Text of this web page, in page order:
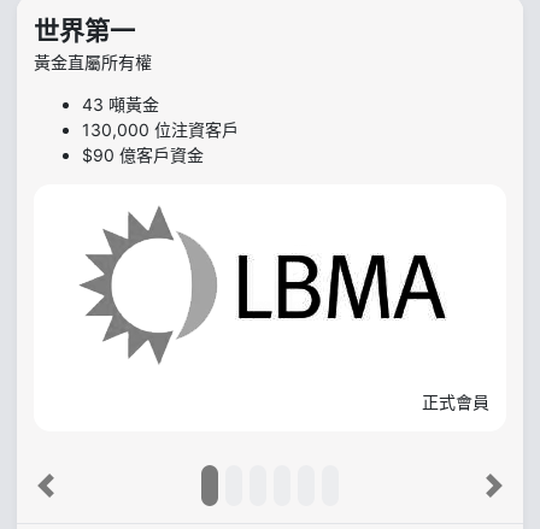
世界第一
黃金直屬所有權
43 噸黃金
130,000 位注資客戶
$90 億客戶資金
正式會員
Previous Next